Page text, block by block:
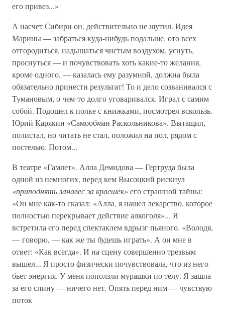
его привез...»
А насчет Сибири он, действительно не шутил. Идея
Марины — забраться куда-нибудь подальше, ото всех
отгородиться, надышаться чистым воздухом, уснуть,
проснуться — и почувствовать хоть какие-то желания,
кроме одного, — казалась ему разумной, должна была
обязательно принести результат! То и дело созванивался с
Тумановым, о чем-то долго уговаривался. Играл с самим
собой. Подошел к полке с книжками, посмотрел вскользь.
Юрий Карякин «Самообман Раскольникова». Вытащил,
полистал, но читать не стал, положил на пол, рядом с
постелью. Потом...
В театре «Гамлет». Алла Демидова — Гертруда была
одной из немногих, перед кем Высоцкий рискнул
«приподнять занавес за краешек»его страшной тайны:
«Он мне как-то сказал: «Алла, я нашел лекарство, которое
полностью перекрывает действие алкоголя»... Я
встретила его перед спектаклем вдрызг пьяного. «Володя,
— говорю, — как же ты будешь играть». А он мне в
ответ: «Как всегда». И на сцену совершенно трезвым
вышел... Я просто физически почувствовала, что из него
бьет энергия. У меня поползли мурашки по телу. Я зашла
за его спину — ничего нет. Опять перед ним — чувствую
поток